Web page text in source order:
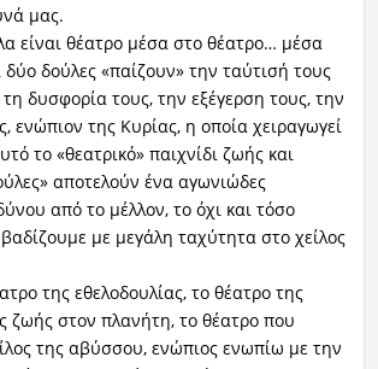
μας.
είναι θέατρο μέσα στο θέατρο… μέσα
δούλες «παίζουν» την ταύτισή τους
δυσφορία τους, την εξέγερση τους, την
ενώπιον της Κυρίας, η οποία χειραγωγεί
το «θεατρικό» παιχνίδι ζωής και
αποτελούν ένα αγωνιώδες
από το μέλλον, το όχι και τόσο
με μεγάλη ταχύτητα στο χείλος
της εθελοδουλίας, το θέατρο της
ζωής στον πλανήτη, το θέατρο που
της αβύσσου, ενώπιος ενωπίω με την